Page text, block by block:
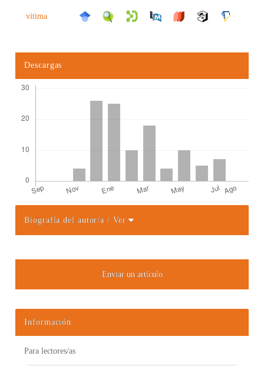
vítima
Descargas
Biografía del autor/a/ Ver
Enviar un artículo
Información
Para lectores/as